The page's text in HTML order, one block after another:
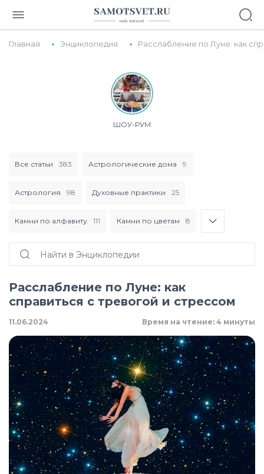
Главная Энциклопедия Расслабление по Луне: как
ШОУ-РУМ
Все статьи 383 Астрологические дома 9
Астрология 98 Духовные практики 25
Камни по алфавиту 111 Камни по цветам 8
Расслабление по Луне: как
справиться с тревогой и стрессом
11.06.2024 Время на чтение: 4 минуты